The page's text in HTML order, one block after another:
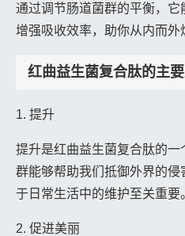
通过调节肠道菌群的平衡，它
增强吸收效率，助你从内而外
红曲益生菌复合肽的主
1. 提升
提升是红曲益生菌复合肽的
群能够帮助我们抵御外界的
于日常生活中的维护至关重要
2. 促进美丽